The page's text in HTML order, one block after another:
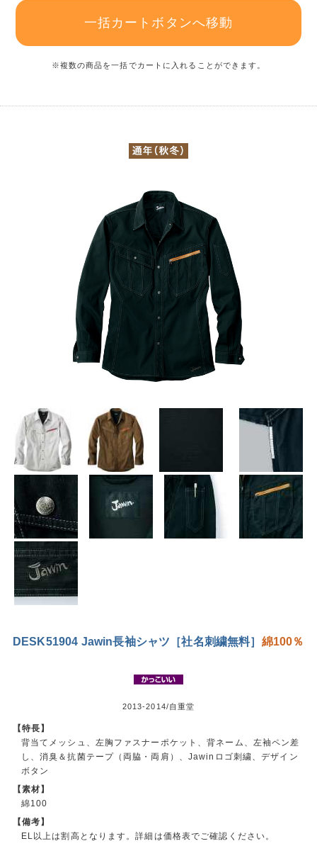
一括カートボタンへ移動
※複数の商品を一括でカートに入れることができます。
DESK51904 Jawin長袖シャツ［社名刺繍無料］ 綿100％
2013-2014/自重堂
【特長】
背当てメッシュ、左胸ファスナーポケット、背ネーム、左袖ペン差
し、消臭＆抗菌テープ（両脇・両肩）、Jawinロゴ刺繍、デザイン
ボタン
【素材】
綿100
【備考】
EL以上は割高となります。詳細は価格表でご確認ください。